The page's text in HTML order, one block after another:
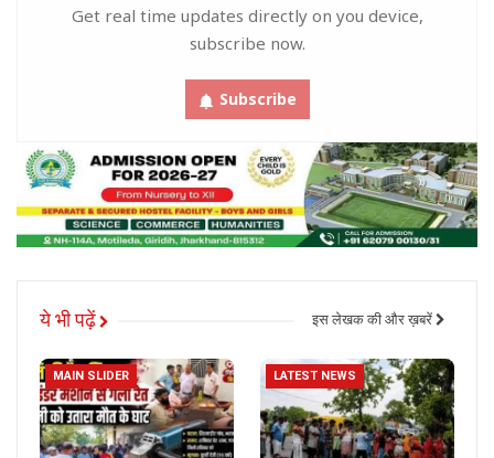
Get real time updates directly on you device,
subscribe now.
Subscribe
ये भी पढ़ें इस लेखक की और ख़बरें
MAIN SLIDER LATEST NEWS